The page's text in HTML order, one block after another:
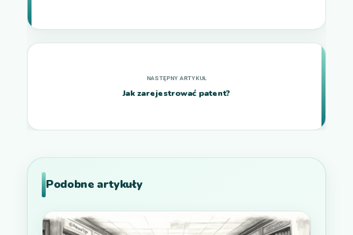
Jak zarejestrować patent?
Podobne artykuły